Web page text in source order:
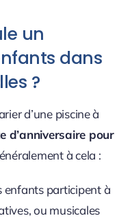
un
dans
?
d’une piscine à
d’anniversaire pour
à cela :
enfants participent à
ou musicales